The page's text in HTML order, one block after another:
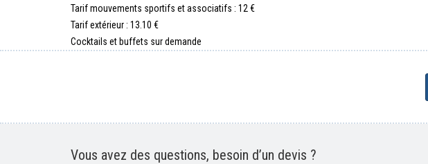
Tarif mouvements sportifs et associatifs : 12 €
Tarif extérieur : 13.10 €
Cocktails et buffets sur demande
Vous avez des questions, besoin d’un devis ?